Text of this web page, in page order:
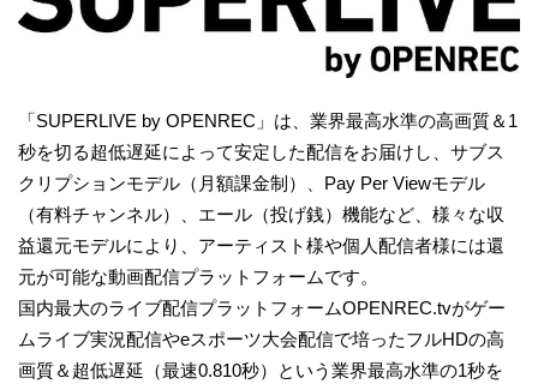
「SUPERLIVE by OPENREC」は、業界最高水準の高画質＆1
秒を切る超低遅延によって安定した配信をお届けし、サブス
クリプションモデル（月額課金制）、Pay Per Viewモデル
（有料チャンネル）、エール（投げ銭）機能など、様々な収
益還元モデルにより、アーティスト様や個人配信者様には還
元が可能な動画配信プラットフォームです。
国内最大のライブ配信プラットフォームOPENREC.tvがゲー
ムライブ実況配信やeスポーツ大会配信で培ったフルHDの高
画質＆超低遅延（最速0.810秒）という業界最高水準の1秒を